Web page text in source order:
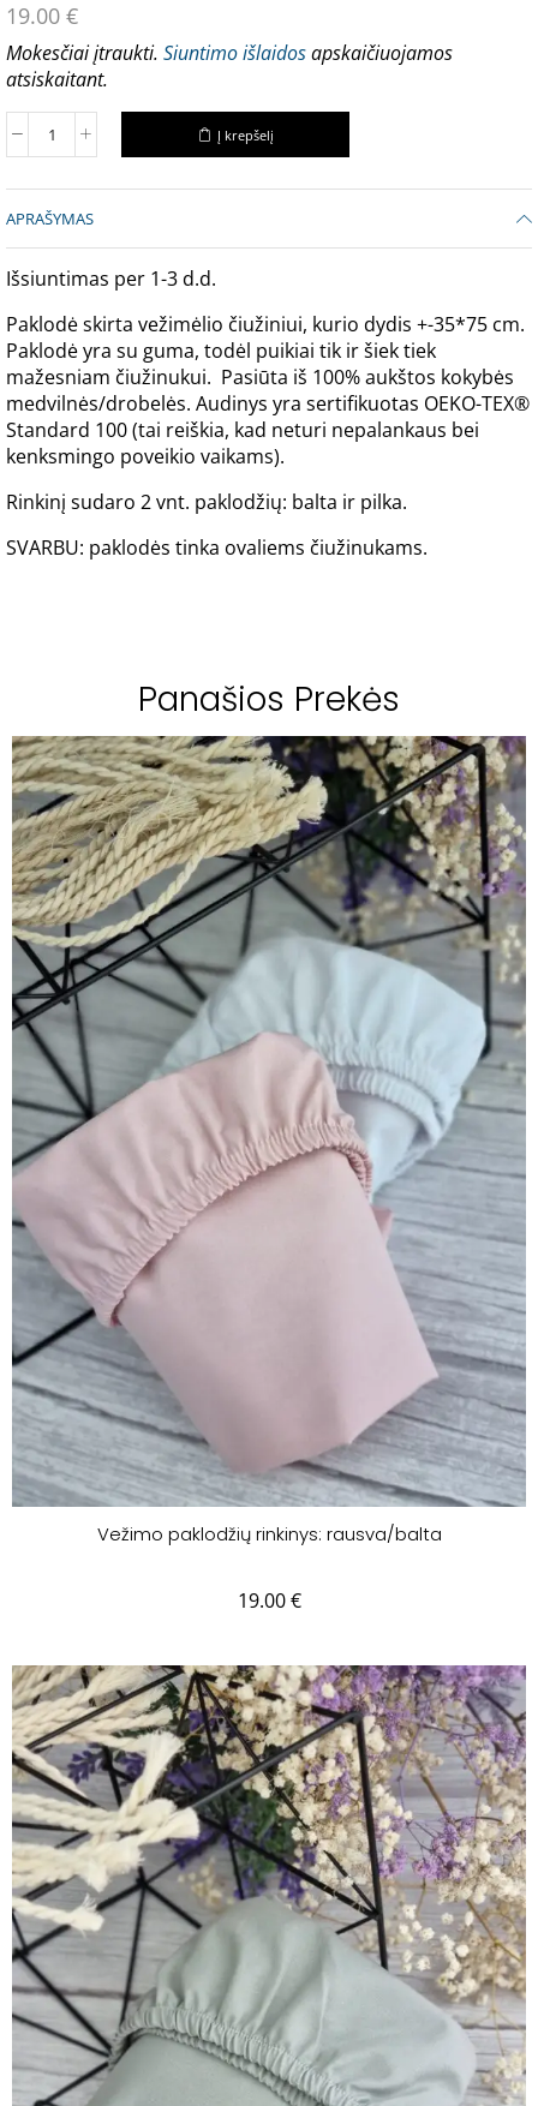
19.00 €
Mokesčiai įtraukti. Siuntimo išlaidosapskaičiuojamos
atsiskaitant.
Į krepšelį
APRAŠYMAS
Išsiuntimas per 1-3 d.d.
Paklodė skirta vežimėlio čiužiniui, kurio dydis +-35*75 cm.
Paklodė yra su guma, todėl puikiai tik ir šiek tiek
mažesniam čiužinukui. Pasiūta iš 100% aukštos kokybės
medvilnės/drobelės. Audinys yra sertifikuotas OEKO-TEX®
Standard 100 (tai reiškia, kad neturi nepalankaus bei
kenksmingo poveikio vaikams).
Rinkinį sudaro 2 vnt. paklodžių: balta ir pilka.
SVARBU: paklodės tinka ovaliems čiužinukams.
Panašios Prekės
Vežimo paklodžių rinkinys: rausva/balta
19.00€